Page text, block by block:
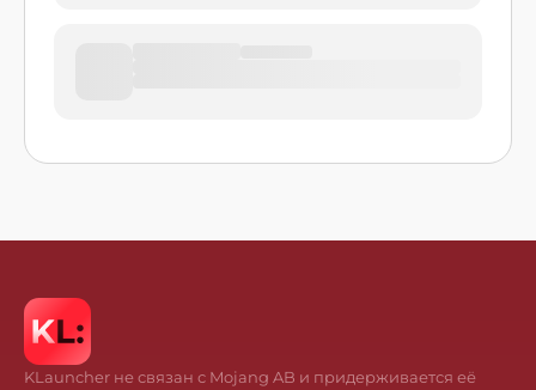
KLauncher не связан с Mojang AB и придерживается её